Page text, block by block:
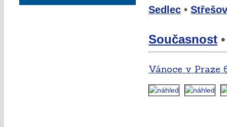
Sedlec •
Současnost
Vánoce v Praze